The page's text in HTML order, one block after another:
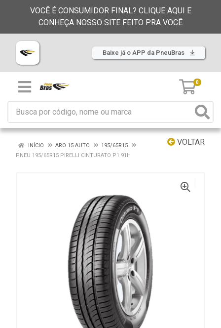
VOCÊ É CONSUMIDOR FINAL? CLIQUE AQUI E
CONHEÇA NOSSO SITE FEITO PRA VOCÊ
Baixe já o APP da PneuBras
0
VOLTAR
INÍCIO ARO 15 AUTO
195/65R15
PNEU 195/65R15 PIRELLI CINTURATO P1 91H